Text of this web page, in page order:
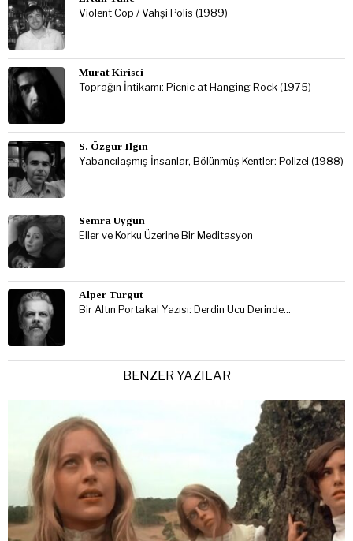
Violent Cop / Vahşi Polis (1989)
Murat Kirisci
Toprağın İntikamı: Picnic at Hanging Rock (1975)
S. Özgür Ilgın
Yabancılaşmış İnsanlar, Bölünmüş Kentler: Polizei (1988)
Semra Uygun
Eller ve Korku Üzerine Bir Meditasyon
Alper Turgut
Bir Altın Portakal Yazısı: Derdin Ucu Derinde…
BENZER YAZILAR